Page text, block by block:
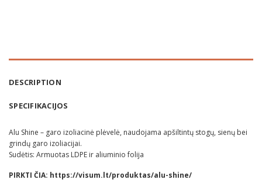
DESCRIPTION
SPECIFIKACIJOS
Alu Shine – garo izoliacinė plėvelė, naudojama apšiltintų stogų, sienų bei
grindų garo izoliacijai.
Sudėtis: Armuotas LDPE ir aliuminio folija
PIRKTI ČIA: https://visum.lt/produktas/alu-shine/